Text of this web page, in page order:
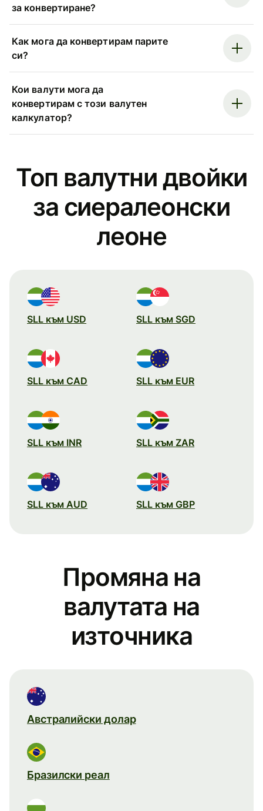
за конвертиране?
Как мога да конвертирам парите
си?
Кои валути мога да
конвертирам с този валутен
калкулатор?
Топ валутни двойки
за сиералеонски
леоне
SLL към USD SLL към SGD
SLL към CAD SLL към EUR
SLL към INR SLL към ZAR
SLL към AUD SLL към GBP
Промяна на
валутата на
източника
Австралийски долар
Бразилски реал